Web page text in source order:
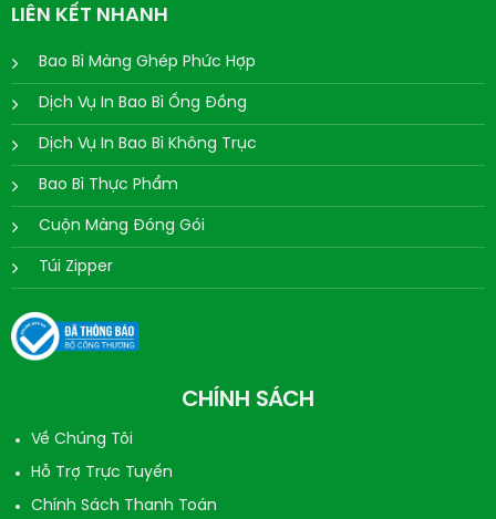
LIÊN KẾT NHANH
Bao Bì Màng Ghép Phức Hợp
Dịch Vụ In Bao Bì Ống Đồng
Dịch Vụ In Bao Bì Không Trục
Bao Bì Thực Phẩm
Cuộn Màng Đóng Gói
Túi Zipper
CHÍNH SÁCH
Về Chúng Tôi
Hỗ Trợ Trực Tuyến
Chính Sách Thanh Toán